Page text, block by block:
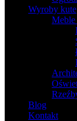
Wyroby kute
Meble
Blog
Kontakt